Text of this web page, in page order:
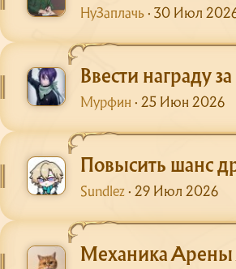
НуЗаплачь 30 Июл
Ввести награду
Мурфин 25 Июн 2026
Повысить шанс
Sundlez 29 Июл 2026
Механика